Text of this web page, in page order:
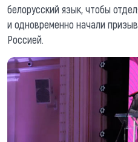
белорусский язык, чтобы
и одновременно начали
Россией.